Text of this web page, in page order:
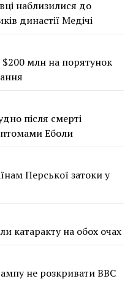
наблизилися до
династії Медічі
$200 млн на порятунок
після смерті
Еболи
Перської затоки у
катаракту на обох очах
не розкривати BBC